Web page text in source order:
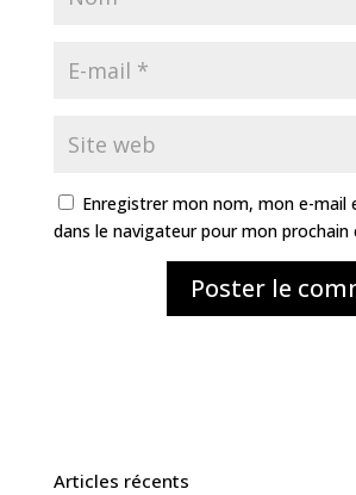
Enregistrer mon nom, mon e-mail
dans le navigateur pour mon prochain
Articles récents